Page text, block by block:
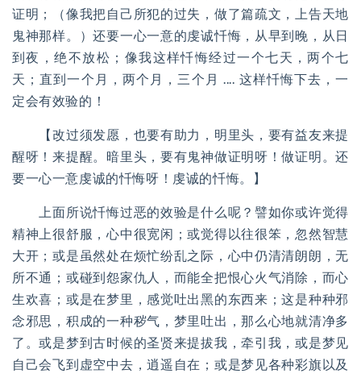
证明；（像我把自己所犯的过失，做了篇疏文，上告天地
鬼神那样。）还要一心一意的虔诚忏悔，从早到晚，从日
到夜，绝不放松；像我这样忏悔经过一个七天，两个七
天；直到一个月，两个月，三个月 .... 这样忏悔下去，一
定会有效验的！
【改过须发愿，也要有助力，明里头，要有益友来提
醒呀！来提醒。暗里头，要有鬼神做证明呀！做证明。还
要一心一意虔诚的忏悔呀！虔诚的忏悔。】
上面所说忏悔过恶的效验是什么呢？譬如你或许觉得
精神上很舒服，心中很宽闲；或觉得以往很笨，忽然智慧
大开；或是虽然处在烦忙纷乱之际，心中仍清清朗朗，无
所不通；或碰到怨家仇人，而能全把恨心火气消除，而心
生欢喜；或是在梦里，感觉吐出黑的东西来；这是种种邪
念邪思，积成的一种秽气，梦里吐出，那么心地就清净多
了。或是梦到古时候的圣贤来提拔我，牵引我，或是梦见
自己会飞到虚空中去，逍遥自在；或是梦见各种彩旗以及